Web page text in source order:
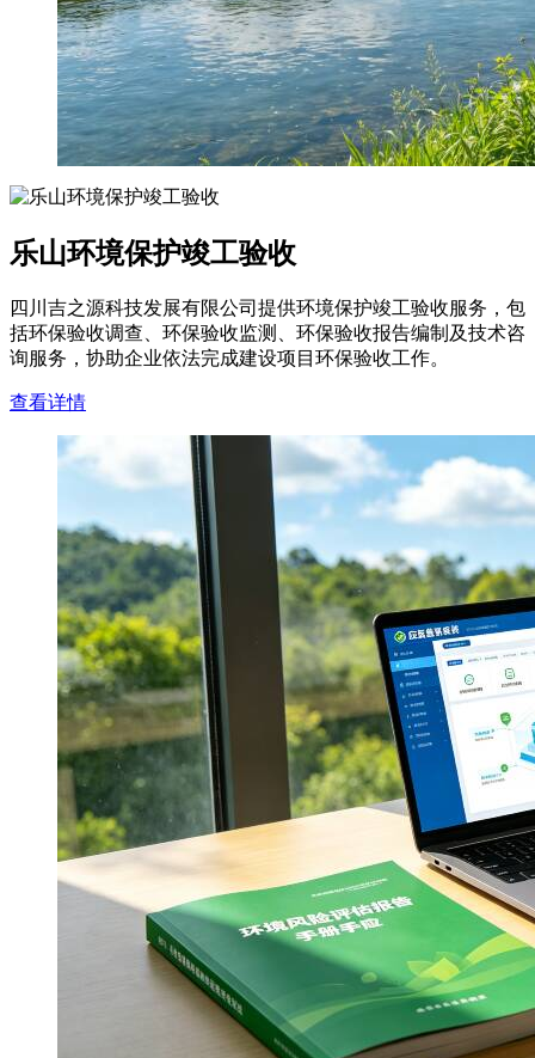
乐山环境保护竣工验收
四川吉之源科技发展有限公司提供环境保护竣工验收服务，包
括环保验收调查、环保验收监测、环保验收报告编制及技术咨
询服务，协助企业依法完成建设项目环保验收工作。
查看详情